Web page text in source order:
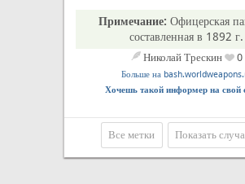
Примечание: Офицерская
составленная в 1892 г.
Николай Трескин 0
Больше на
Хочешь такой информер на свой
Все метки Показать